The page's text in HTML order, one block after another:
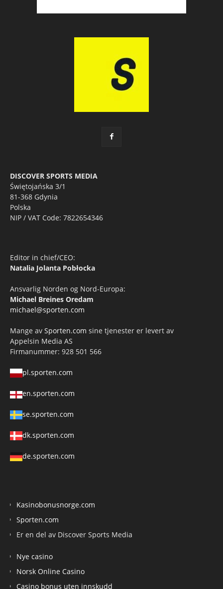
DISCOVER SPORTS MEDIA
Świętojańska 3/1
81-368 Gdynia
Polska
NIP / VAT Code: 7822654346
Editor in chief/CEO:
Natalia Jolanta Pobłocka
Ansvarlig Norden og Nord-Europa:
Michael Breines Oredam
michael@sporten.com
Mange av Sporten.com sine tjenester er levert av
Appelsin Media AS
Firmanummer: 928 501 566
pl.sporten.com
en.sporten.com
se.sporten.com
dk.sporten.com
de.sporten.com
Kasinobonusnorge.com
Sporten.com
Er en del av Discover Sports Media
Nye casino
Norsk Online Casino
Casino bonus uten innskudd